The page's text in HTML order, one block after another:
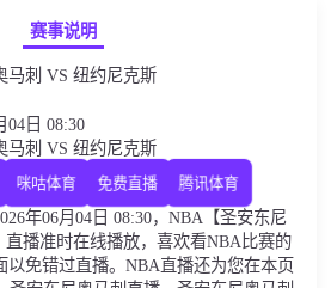
赛事说明
马刺 VS 纽约尼克斯
04日 08:30
马刺 VS 纽约尼克斯
咪咕体育 免费直播 腾讯体育
年06月04日 08:30，NBA【圣安东尼
播准时在线播放，喜欢看NBA比赛的
以免错过直播。NBA直播还为您在本页